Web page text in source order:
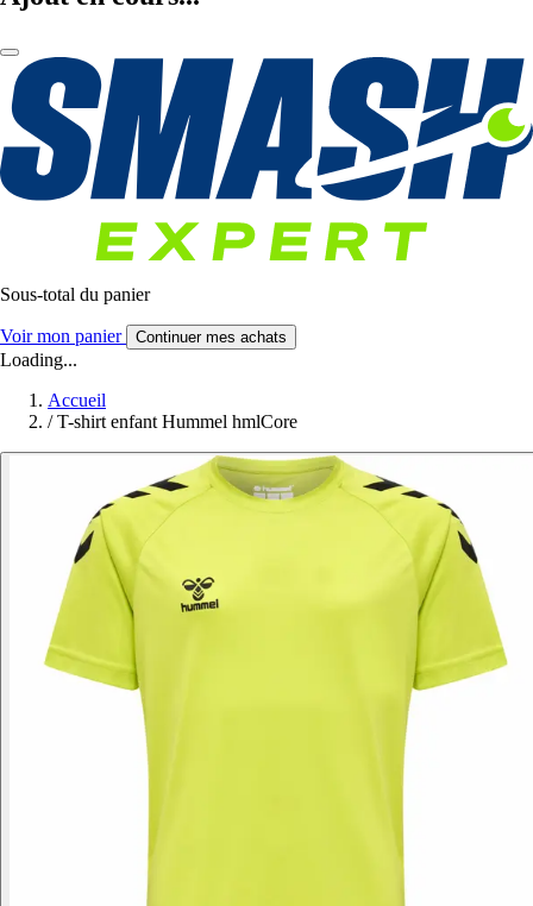
Sous-total du panier
Voir mon panier Continuer mes achats
Loading...
Accueil
/ T-shirt enfant Hummel hmlCore